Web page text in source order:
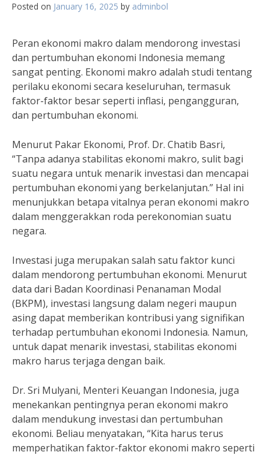
Posted on January 16, 2025 by adminbol
Peran ekonomi makro dalam mendorong investasi
dan pertumbuhan ekonomi Indonesia memang
sangat penting. Ekonomi makro adalah studi tentang
perilaku ekonomi secara keseluruhan, termasuk
faktor-faktor besar seperti inflasi, pengangguran,
dan pertumbuhan ekonomi.
Menurut Pakar Ekonomi, Prof. Dr. Chatib Basri,
“Tanpa adanya stabilitas ekonomi makro, sulit bagi
suatu negara untuk menarik investasi dan mencapai
pertumbuhan ekonomi yang berkelanjutan.” Hal ini
menunjukkan betapa vitalnya peran ekonomi makro
dalam menggerakkan roda perekonomian suatu
negara.
Investasi juga merupakan salah satu faktor kunci
dalam mendorong pertumbuhan ekonomi. Menurut
data dari Badan Koordinasi Penanaman Modal
(BKPM), investasi langsung dalam negeri maupun
asing dapat memberikan kontribusi yang signifikan
terhadap pertumbuhan ekonomi Indonesia. Namun,
untuk dapat menarik investasi, stabilitas ekonomi
makro harus terjaga dengan baik.
Dr. Sri Mulyani, Menteri Keuangan Indonesia, juga
menekankan pentingnya peran ekonomi makro
dalam mendukung investasi dan pertumbuhan
ekonomi. Beliau menyatakan, “Kita harus terus
memperhatikan faktor-faktor ekonomi makro seperti